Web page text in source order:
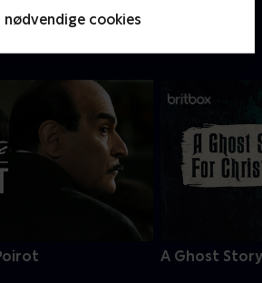
nødvendige cookies
A Ghost